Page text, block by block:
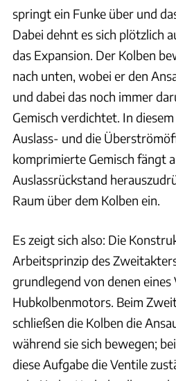
springt ein Funke über und
Dabei dehnt es sich plötzlich
das Expansion. Der Kolben
nach unten, wobei er den
und dabei das noch immer
Gemisch verdichtet. In
Auslass- und die
komprimierte Gemisch fängt
Auslassrückstand
Raum über dem Kolben ein.
Es zeigt sich also: Die
Arbeitsprinzip des
grundlegend von denen
Hubkolbenmotors. Beim
schließen die Kolben die
während sie sich bewegen;
diese Aufgabe die Ventile